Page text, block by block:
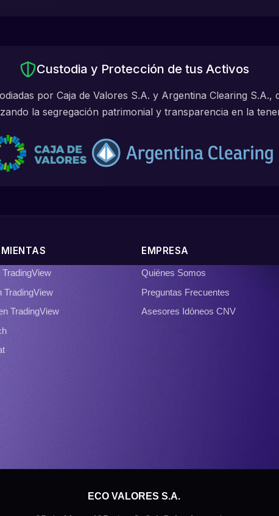
Custodia y Protección de tus Activos
por Caja de Valores S.A. y Argentina Clearing S.A.,
la segregación patrimonial y transparencia en la
TradingView
TradingView
TradingView
EMPRESA
Quiénes Somos
Preguntas Frecuentes
Asesores Idóneos CNV
ECO VALORES S.A.